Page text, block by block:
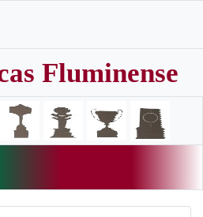
Fluminense